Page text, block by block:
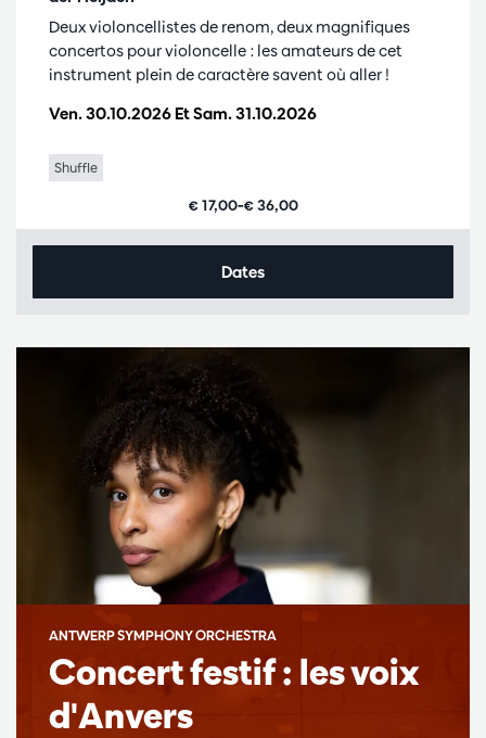
Ven. 30.10.2026 EtSam. 31.10.2026
Deux violoncellistes de renom, deux magnifiques
concertos pour violoncelle : les amateurs de cet
instrument plein de caractère savent où aller !
Shuffle
€ 17,00–€ 36,00
Dates
Concert festif : les voix
d'Anvers
ANTWERP SYMPHONY ORCHESTRA